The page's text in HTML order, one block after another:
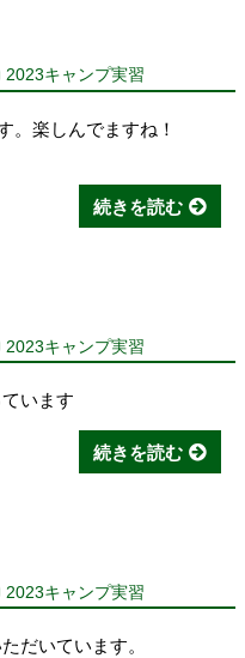
2023キャンプ実習
。楽しんでますね！
続きを読む
2023キャンプ実習
作っています
続きを読む
2023キャンプ実習
ただいています。